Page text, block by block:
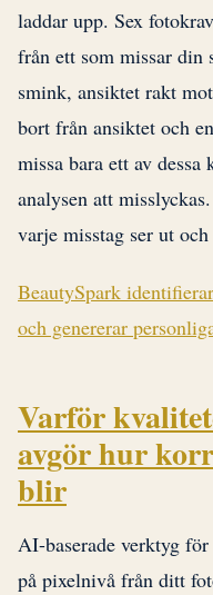
laddar upp. Sex
från ett som missar din
smink, ansiktet rakt
bort från ansiktet och
missa bara ett av
analysen att
varje misstag ser ut
BeautySpark
och genererar
Varför
avgör hur
blir
AI-baserade verktyg för
på pixelnivå från ditt